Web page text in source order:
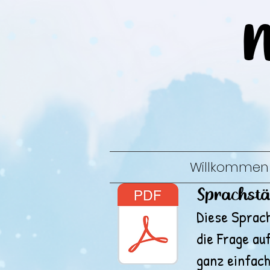
Willkommen
Diese
die Frage
ganz